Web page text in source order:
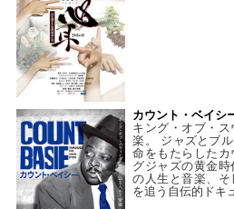
カウント・ベイ
キング・オブ・
楽。 ジャズとブ
命をもたらした
グジャズの黄金
の人生と音楽、そ
を追う自伝的ドキ